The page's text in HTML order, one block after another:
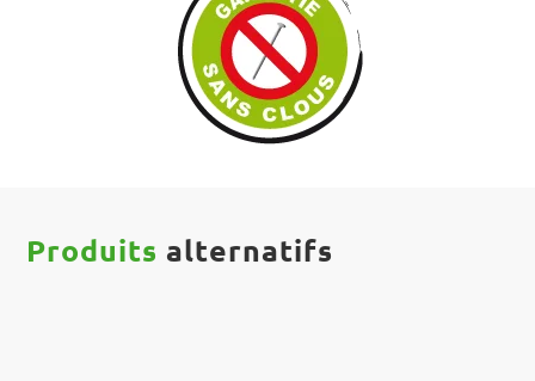
Produits alternatifs